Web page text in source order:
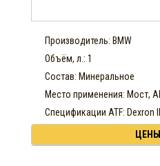
Производитель: BMW
Объём, л.: 1
Состав: Минеральное
Место применения: Мост,
Спецификации ATF: Dexron II
ЦЕНЫ